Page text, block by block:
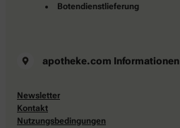
Botendienstlieferung
apotheke.com Informationen
Newsletter
Kontakt
Nutzungsbedingungen